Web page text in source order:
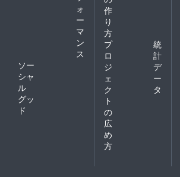
ォ
ー
マ
ン
ス
ソー
シャ
ル
グッ
ド
作
り
方
プ
ロ
ジ
ェ
ク
ト
の
広
め
方
統
計
デ
ー
タ